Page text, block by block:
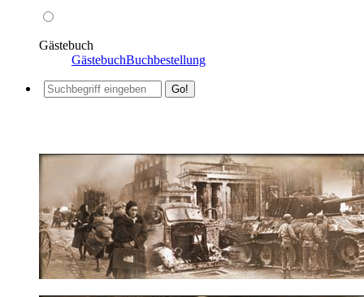
Gästebuch
GästebuchBuchbestellung